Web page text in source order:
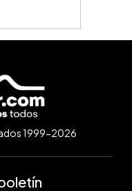
1999-2026